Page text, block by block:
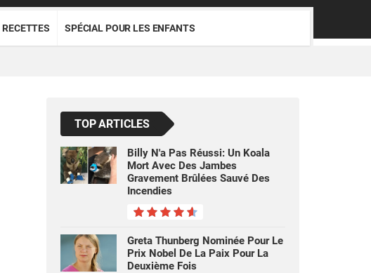
RECETTES SPÉCIAL POUR LES ENFANTS
TOP ARTICLES
Billy N'a Pas Réussi: Un Koala
Mort Avec Des Jambes
Gravement Brûlées Sauvé Des
Incendies
Greta Thunberg Nominée Pour Le
Prix Nobel De La Paix Pour La
Deuxième Fois